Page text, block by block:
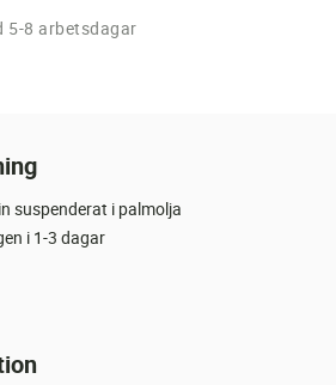
5-8 arbetsdagar
suspenderat i palmolja
i 1-3 dagar